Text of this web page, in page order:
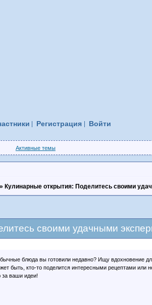
Регистрация Войти
Активные темы
» Кулинарные открытия: Поделитесь своими
своими удачными
блюда вы готовили недавно? Ищу вдохновение
быть, кто-то поделится интересными рецептами или
за ваши идеи!